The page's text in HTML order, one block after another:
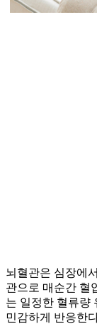
뇌혈관은 심장에
관으로 매순간 혈
는 일정한 혈류량
민감하게 반응한